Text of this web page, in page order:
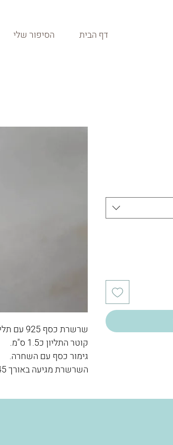
דף הבית
הסיפור שלי
שרשרת כסף 925 עם תליון דיסקית ולב.
קוטר התליון כ1.5 ס"מ.
גימור כסף עם השחרה.
השרשרת מגיעה באורך 42/45 ס"מ.